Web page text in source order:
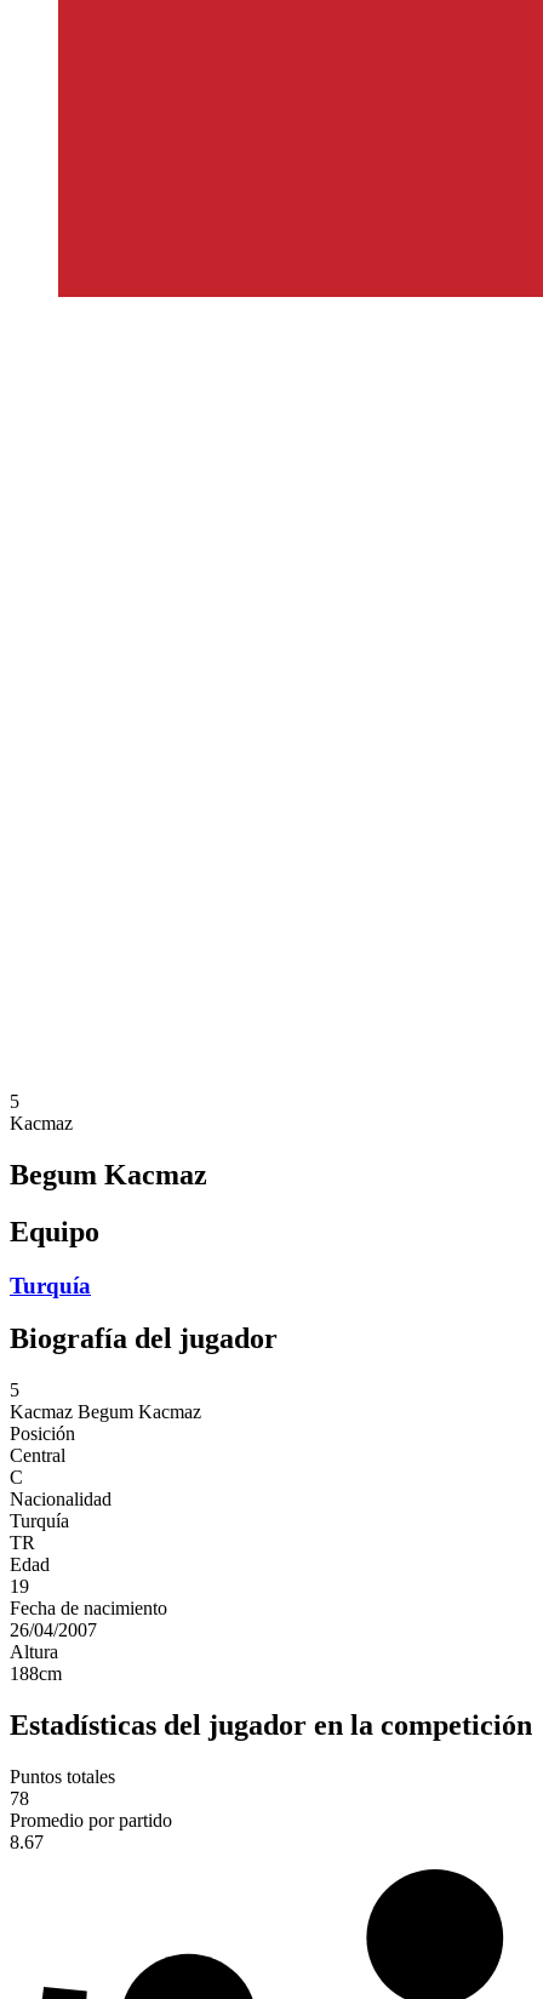
5
Kacmaz
Begum Kacmaz
Equipo
Turquía
Biografía del jugador
5
Kacmaz Begum Kacmaz
Posición
Central
C
Nacionalidad
Turquía
TR
Edad
19
Fecha de nacimiento
26/04/2007
Altura
188cm
Estadísticas del jugador en la competición
Puntos totales
78
Promedio por partido
8.67